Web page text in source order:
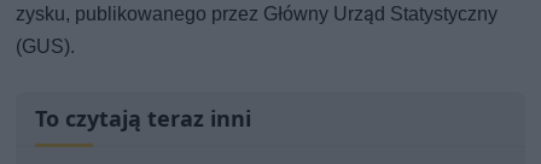
zysku, publikowanego przez Główny Urząd Statystyczny
(GUS).
To czytają teraz inni